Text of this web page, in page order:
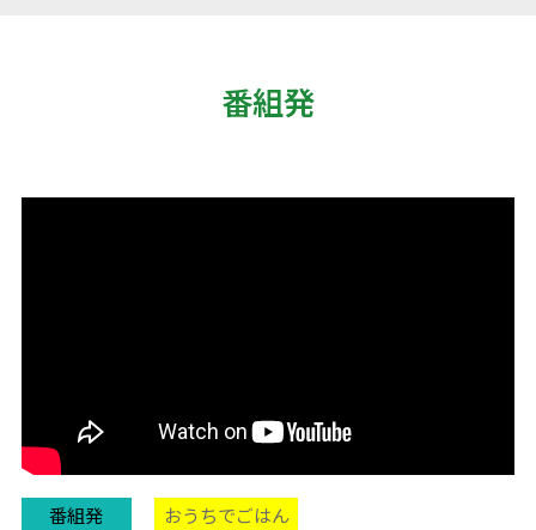
番組発
番組発 おうちでごはん